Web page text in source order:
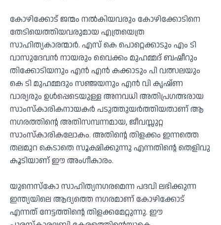
കോഴിക്കോട് ജന്മം നൽകിയവരും കോഴിക്കോടിനെ
തേടിയെത്തിയവരുമായ എത്രയെത്ര
സാഹിത്യകാരന്മാർ. എസ് കെ പൊറ്റെക്കാടും എം ടി
വാസുദേവൻ നായരും വൈക്കം മുഹമ്മദ് ബഷീറും
തിക്കോടിയനും എൻ എൻ കക്കാടും പി വത്സലയും
കെ ടി മുഹമ്മദും സഞ്ജയനും എൻ വി കൃഷ്ണ
വാര്യരും ഉൾപ്പെടെയുള്ള അനവധി അതിപ്രഗത്ഭരായ
സാംസ്കാരികനായകർ പടുത്തുയർത്തിയതാണ് ആ
നഗരത്തിന്റെ അതിസമ്പന്നമായ, ജീവസ്സുറ്റ
സാംസ്കാരികലോകം. അതിന്റെ തിളക്കം ഇന്നത്തെ
തലമുറ കെടാതെ സൂക്ഷിക്കുന്നു എന്നതിന്റെ തെളിവു
കൂടിയാണ് ഈ അംഗീകാരം.
യുനെസ്കോ സാഹിത്യനഗരമെന്ന പദവി ലഭിക്കുന്ന
ഇന്ത്യയിലെ ആദ്യത്തെ നഗരമാണ് കോഴിക്കോട്
എന്നത് നേട്ടത്തിന്റെ തിളക്കമേറ്റുന്നു. ഈ